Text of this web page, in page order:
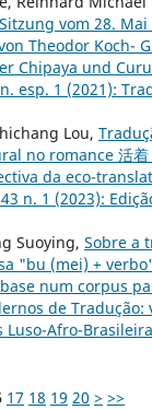
Sitzung vom 28. Mai
Theodor Koch-
Chipaya und
esp. 1 (2021):
Lou,
no romance 活
da eco-
n. 1 (2023):
Suoying, Sobre a
"bu (mei) +
num corpus
de Tradução:
Luso-Afro-
17 18 19 20 > >>